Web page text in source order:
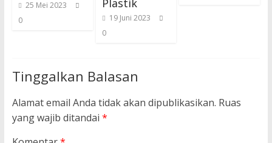
25 Mei 2023
0
Plastik
19 Juni 2023
0
Tinggalkan Balasan
Alamat email Anda tidak akan dipublikasikan. Ruas
yang wajib ditandai *